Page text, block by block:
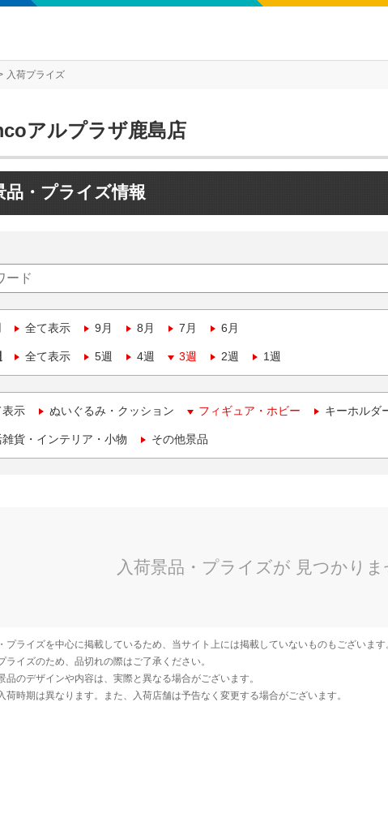
入荷プライズ
アルプラザ鹿島店
品・プライズ情報
全て表示 9月 8月 7月 6月
全て表示 5週 4週 3週 2週 1週
表示 ぬいぐるみ・クッション フィギュア・ホビー キーホルダ
貨・インテリア・小物 その他景品